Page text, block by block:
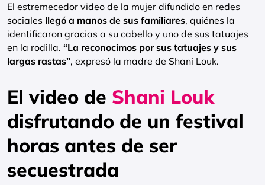
El estremecedor video de la mujer difundido en redes
sociales llegó a manos de sus familiares, quiénes la
identificaron gracias a su cabello y uno de sus tatuajes
en la rodilla. “La reconocimos por sus tatuajes y sus
largas rastas”, expresó la madre de Shani Louk.
El video de Shani Louk
disfrutando de un festival
horas antes de ser
secuestrada